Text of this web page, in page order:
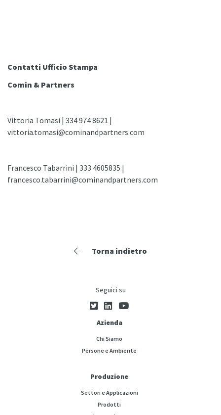
Contatti Ufficio Stampa
Comin & Partners
Vittoria Tomasi | 334 974 8621 |
vittoria.tomasi@cominandpartners.com
Francesco Tabarrini | 333 4605835 |
francesco.tabarrini@cominandpartners.com
Torna indietro
Seguici su
Azienda
Chi Siamo
Persone e Ambiente
Produzione
Settori e Applicazioni
Prodotti